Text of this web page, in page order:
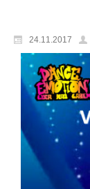
24.11.2017